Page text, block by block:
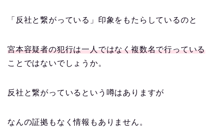
「反社と繋がっている」印象をもたらしているのと
宮本容疑者の犯行は一人ではなく複数名で行っている
ことではないでしょうか。
反社と繋がっているという噂はありますが
なんの証拠もなく情報もありません。